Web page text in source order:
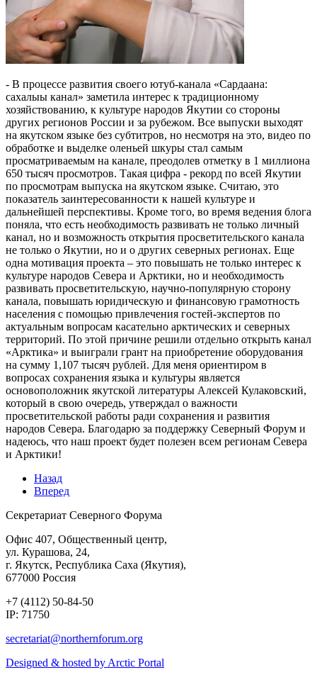
- В процессе развития своего ютуб-канала «Сардаана:
сахалыы канал» заметила интерес к традиционному
хозяйствованию, к культуре народов Якутии со стороны
других регионов России и за рубежом. Все выпуски выходят
на якутском языке без субтитров, но несмотря на это, видео по
обработке и выделке оленьей шкуры стал самым
просматриваемым на канале, преодолев отметку в 1 миллиона
650 тысяч просмотров. Такая цифра - рекорд по всей Якутии
по просмотрам выпуска на якутском языке. Считаю, это
показатель заинтересованности к нашей культуре и
дальнейшей перспективы. Кроме того, во время ведения блога
поняла, что есть необходимость развивать не только личный
канал, но и возможность открытия просветительского канала
не только о Якутии, но и о других северных регионах. Еще
одна мотивация проекта – это повышать не только интерес к
культуре народов Севера и Арктики, но и необходимость
развивать просветительскую, научно-популярную сторону
канала, повышать юридическую и финансовую грамотность
населения с помощью привлечения гостей-экспертов по
актуальным вопросам касательно арктических и северных
территорий. По этой причине решили отдельно открыть канал
«Арктика» и выиграли грант на приобретение оборудования
на сумму 1,107 тысяч рублей. Для меня ориентиром в
вопросах сохранения языка и культуры является
основоположник якутской литературы Алексей Кулаковский,
который в свою очередь, утверждал о важности
просветительской работы ради сохранения и развития
народов Севера. Благодарю за поддержку Северный Форум и
надеюсь, что наш проект будет полезен всем регионам Севера
и Арктики!
Назад
Вперед
Секретариат Северного Форума
Офис 407, Общественный центр,
ул. Курашова, 24,
г. Якутск, Республика Саха (Якутия),
677000 Россия
+7 (4112) 50-84-50
IP: 71750
Designed & hosted by Arctic Portal